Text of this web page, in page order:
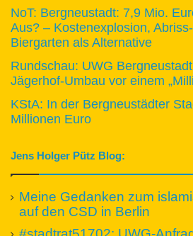
NoT: Bergneustadt: 7,9 Mio.
Aus? – Kostenexplosion,
Biergarten als Alternative
Rundschau: UWG
Jägerhof-Umbau vor einem
KStA: In der Bergneustädter
Millionen Euro
Jens Holger Pütz Blog:
Meine Gedanken zum
auf den CSD in Berlin